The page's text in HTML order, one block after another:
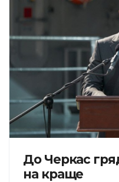
До Черкас
на краще